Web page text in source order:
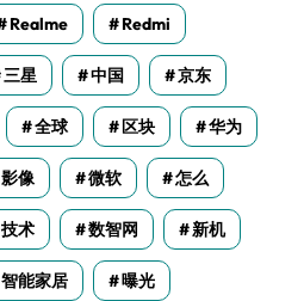
Realme Redmi
三星 中国 京东
全球 区块 华为
影像 微软 怎么
技术 数智网 新机
智能家居 曝光